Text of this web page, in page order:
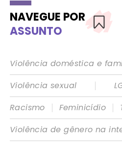
NAVEGUE POR
ASSUNTO
Violência doméstica e
Violência sexual
|
Racismo
| Feminicídio |
Violência de gênero na